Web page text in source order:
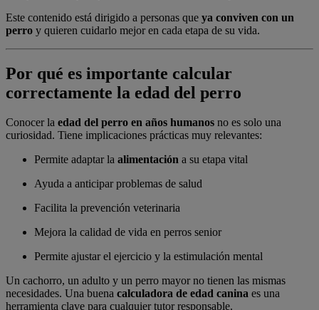
Este contenido está dirigido a personas que ya conviven con un
perro y quieren cuidarlo mejor en cada etapa de su vida.
Por qué es importante calcular
correctamente la edad del perro
Conocer la edad del perro en años humanos no es solo una
curiosidad. Tiene implicaciones prácticas muy relevantes:
Permite adaptar la alimentación a su etapa vital
Ayuda a anticipar problemas de salud
Facilita la prevención veterinaria
Mejora la calidad de vida en perros senior
Permite ajustar el ejercicio y la estimulación mental
Un cachorro, un adulto y un perro mayor no tienen las mismas
necesidades. Una buena calculadora de edad canina es una
herramienta clave para cualquier tutor responsable.